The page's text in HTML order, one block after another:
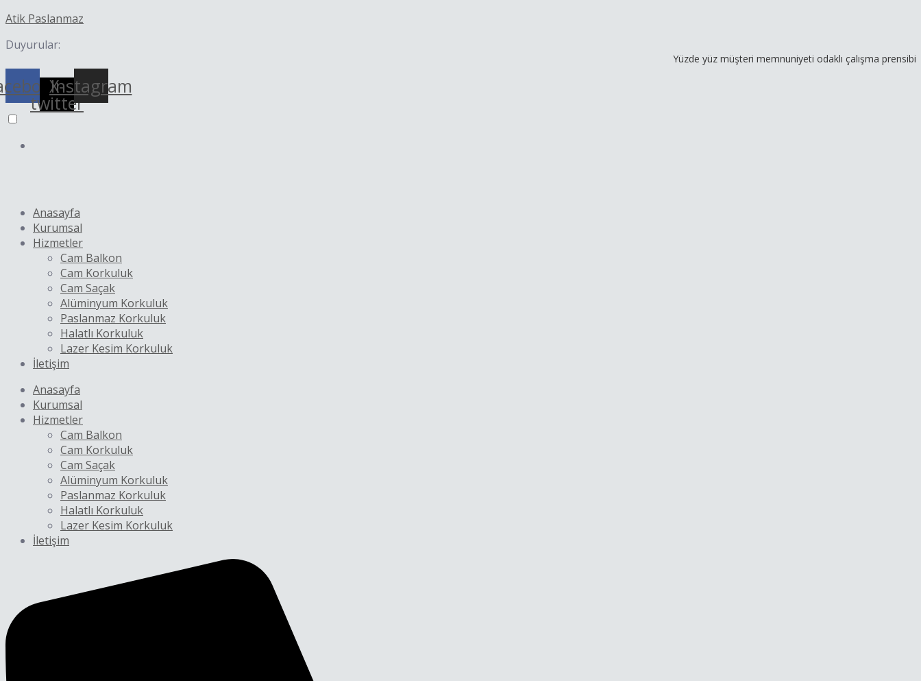
atla
Atik Paslanmaz
Duyurular:
Yüzde yüz müşteri memnuniyeti odaklı çalışma prensibimiz ve
X-
twitter
Instagram
Anasayfa
Kurumsal
Hizmetler
Cam Balkon
Cam Korkuluk
Cam Saçak
Alüminyum Korkuluk
Paslanmaz Korkuluk
Halatlı Korkuluk
Lazer Kesim Korkuluk
İletişim
Anasayfa
Kurumsal
Hizmetler
Cam Balkon
Cam Korkuluk
Cam Saçak
Alüminyum Korkuluk
Paslanmaz Korkuluk
Halatlı Korkuluk
Lazer Kesim Korkuluk
İletişim
dolaşımı